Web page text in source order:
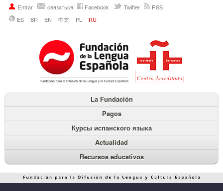
Entrar связаться Facebook Twitter
RSS
ES
BR EN 中文 PL RU
La Fundación
Pagos
Курсы испанского языка
Actualidad
Recursos educativos